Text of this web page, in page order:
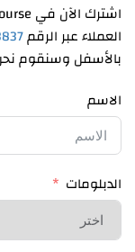
العملاء عبر الرقم
بالأسفل وسنقوم
الاسم
الدبلومات